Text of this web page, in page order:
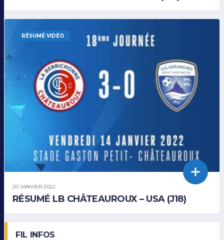
RÉSUMÉ VIDÉO
20 JANVIER 2022
RÉSUMÉ LB CHÂTEAUROUX – USA (J18)
FIL INFOS